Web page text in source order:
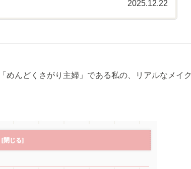
2025.12.22
んどくさがり主婦」である私の、リアルなメイク